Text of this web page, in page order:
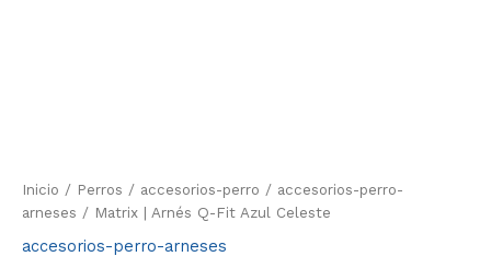
Inicio / Perros / accesorios-perro / accesorios-perro-
arneses / Matrix | Arnés Q-Fit Azul Celeste
accesorios-perro-arneses